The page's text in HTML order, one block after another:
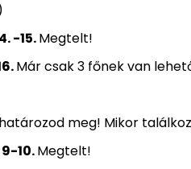
-15.Megtelt!
Már csak 3 főnek van
meg! Mikor
10.Megtelt!